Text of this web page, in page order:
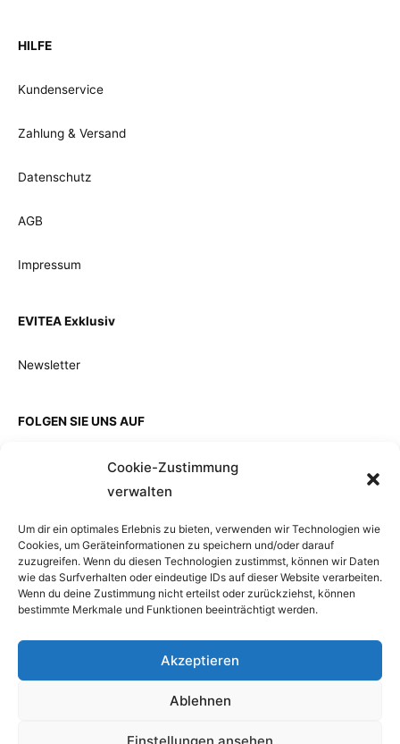
Cookie-Zustimmung
verwalten
Um dir ein optimales Erlebnis zu bieten, verwenden wir Technologien wie
Cookies, um Geräteinformationen zu speichern und/oder darauf
zuzugreifen. Wenn du diesen Technologien zustimmst, können wir Daten
wie das Surfverhalten oder eindeutige IDs auf dieser Website verarbeiten.
Wenn du deine Zustimmung nicht erteilst oder zurückziehst, können
bestimmte Merkmale und Funktionen beeinträchtigt werden.
Akzeptieren
Ablehnen
Einstellungen ansehen
HILFE
Kundenservice
Zahlung & Versand
Datenschutz
AGB
Impressum
EVITEA Exklusiv
Newsletter
FOLGEN SIE UNS AUF